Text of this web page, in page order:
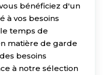
bénéficiez d'un
à vos besoins
temps de
matière de garde
besoins
à notre sélection